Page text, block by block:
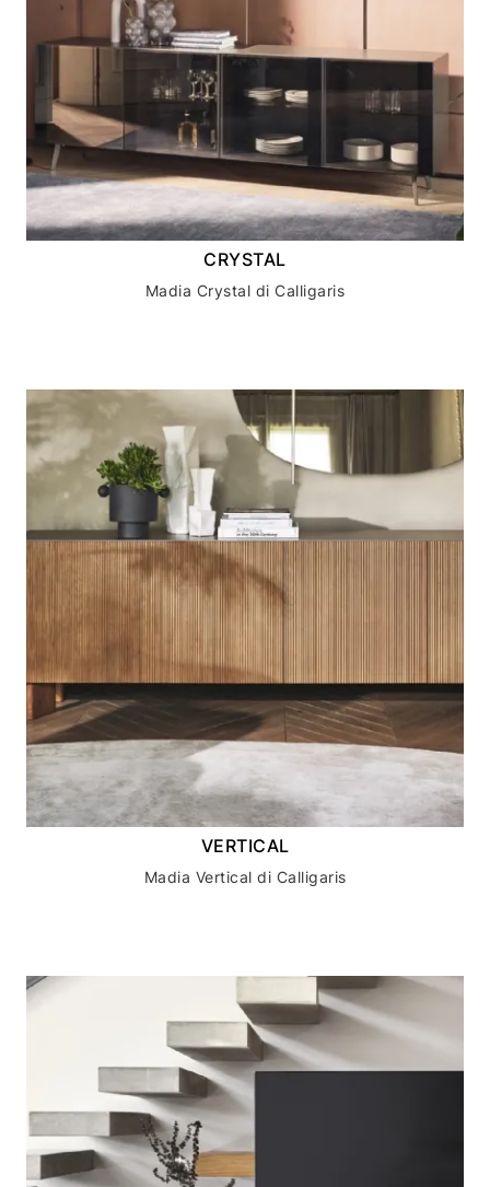
CRYSTAL
Madia Crystal di Calligaris
VERTICAL
Madia Vertical di Calligaris